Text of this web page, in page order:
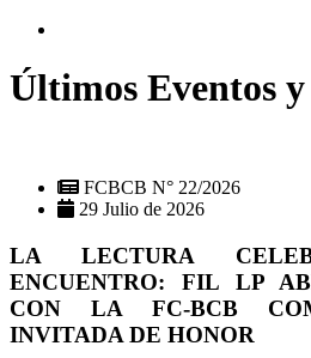
Últimos Eventos
FCBCB N° 22/2026
29 Julio de 2026
LA LECTURA
ENCUENTRO: FIL LP
CON LA FC-BCB
INVITADA DE HONOR